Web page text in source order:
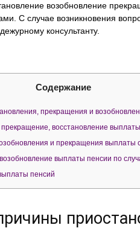
возобновление
С случае возникновения
консультанту.
Содержание
прекращения и
восстановление
и прекращения выплаты
выплаты пенсии по
пенсий